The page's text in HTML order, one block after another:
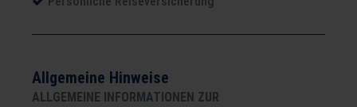
Allgemeine Hinweise
ALLGEMEINE INFORMATIONEN ZUR